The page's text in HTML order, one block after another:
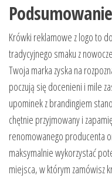
Podsumowanie
Krówki reklamowe z logo to
tradycyjnego smaku z
Twoja marka zyska na
poczują się docenieni i mile
upominek z brandingiem
chętnie przyjmowany i
renomowanego producenta
maksymalnie wykorzystać
miejsca, w którym zamówisz